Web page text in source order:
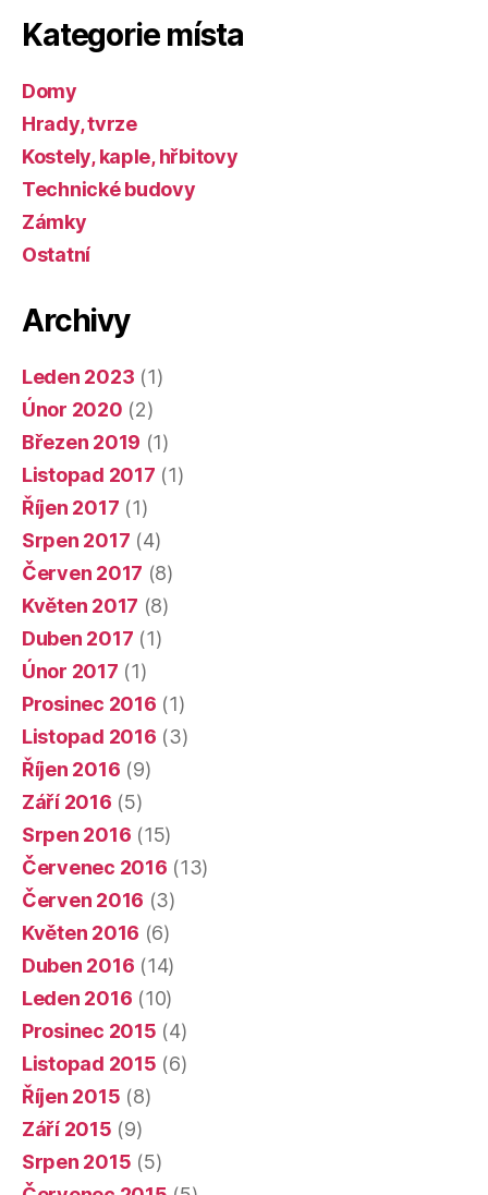
Kategorie místa
Domy
Hrady, tvrze
Kostely, kaple, hřbitovy
Technické budovy
Zámky
Ostatní
Archivy
Leden 2023 (1)
Únor 2020 (2)
Březen 2019 (1)
Listopad 2017 (1)
Říjen 2017 (1)
Srpen 2017 (4)
Červen 2017 (8)
Květen 2017 (8)
Duben 2017 (1)
Únor 2017 (1)
Prosinec 2016 (1)
Listopad 2016 (3)
Říjen 2016 (9)
Září 2016 (5)
Srpen 2016 (15)
Červenec 2016 (13)
Červen 2016 (3)
Květen 2016 (6)
Duben 2016 (14)
Leden 2016 (10)
Prosinec 2015 (4)
Listopad 2015 (6)
Říjen 2015 (8)
Září 2015 (9)
Srpen 2015 (5)